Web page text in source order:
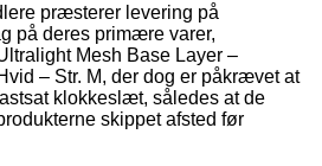
præsterer levering på
på deres primære varer,
Mesh Base Layer –
– Str. M, der dog er påkrævet at
klokkeslæt, således at de
skippet afsted før